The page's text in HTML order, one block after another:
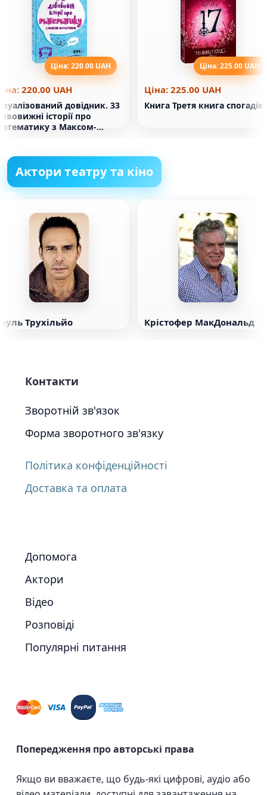
Ціна: 220.00 UAH
220.00 UAH
довідник. 33
історії про
з Максом-
Ціна: 225.00 UAH
Ціна: 225.00 UAH
Книга Третя книга спогадів
Актори театру та кіно
Трухільйо Крістофер МакДональд
Контакти
Зворотній зв'язок
Форма зворотного зв'язку
Політика конфіденційності
Доставка та оплата
Допомога
Актори
Відео
Розповіді
Популярні питання
Попередження про авторські права
Якщо ви вважаєте, що будь-які цифрові, аудіо або